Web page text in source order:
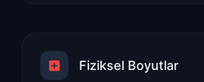
Fiziksel Boyutlar